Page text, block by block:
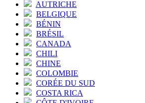
AUTRICHE
BELGIQUE
BÉNIN
BRÉSIL
CANADA
CHILI
CHINE
COLOMBIE
CORÉE DU SUD
COSTA RICA